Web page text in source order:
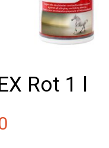
Rot 1 l